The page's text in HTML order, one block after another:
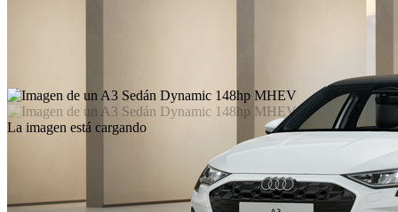
La imagen está cargando